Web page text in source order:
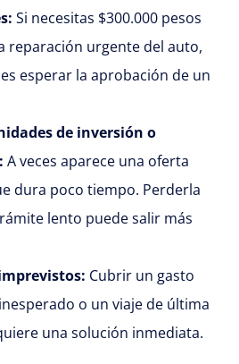
Si necesitas $300.000 pesos
reparación urgente del auto,
esperar la aprobación de un
de inversión o
A veces aparece una oferta
dura poco tiempo. Perderla
lento puede salir más
Cubrir un gasto
o un viaje de última
una solución inmediata.